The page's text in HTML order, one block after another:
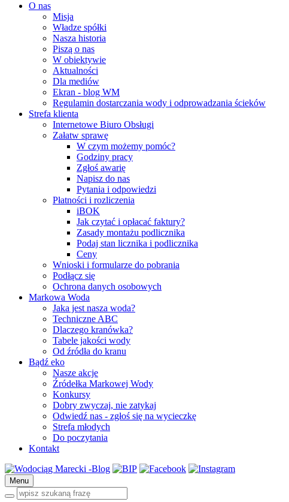
O nas
Misja
Władze spółki
Nasza historia
Piszą o nas
W obiektywie
Aktualności
Dla mediów
Ekran - blog WM
Regulamin dostarczania wody i odprowadzania ścieków
Strefa klienta
Internetowe Biuro Obsługi
Załatw sprawę
W czym możemy pomóc?
Godziny pracy
Zgłoś awarię
Napisz do nas
Pytania i odpowiedzi
Płatności i rozliczenia
iBOK
Jak czytać i opłacać faktury?
Zasady montażu podlicznika
Podaj stan licznika i podlicznika
Ceny
Wnioski i formularze do pobrania
Podłącz się
Ochrona danych osobowych
Markowa Woda
Jaka jest nasza woda?
Techniczne ABC
Dlaczego kranówka?
Tabele jakości wody
Od źródła do kranu
Bądź eko
Nasze akcje
Źródełka Markowej Wody
Konkursy
Dobry zwyczaj, nie zatykaj
Odwiedź nas - zgłoś się na wycieczkę
Strefa młodych
Do poczytania
Kontakt
Menu